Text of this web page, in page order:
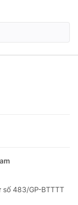
483/GP-BTTTT